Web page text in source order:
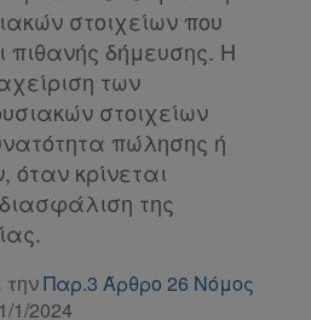
στοιχείων που
πιθανής δήμευσης. Η
των
στοιχείων
πώλησης ή
κρίνεται
της
Παρ.3 Άρθρο 26 Νόμος
1/2024